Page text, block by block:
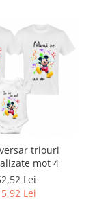
triouri
mot 4
Lei
Lei